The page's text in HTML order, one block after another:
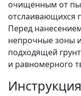
очищенным от
отслаивающихся
Перед
непрочные зоны
подходящей
и равномерного